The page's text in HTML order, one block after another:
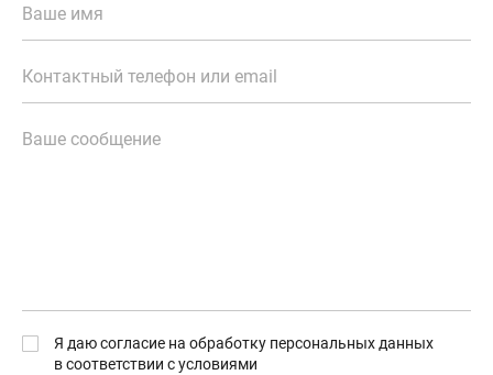
Я даю согласие на обработку персональных данных
в соответствии с условиями